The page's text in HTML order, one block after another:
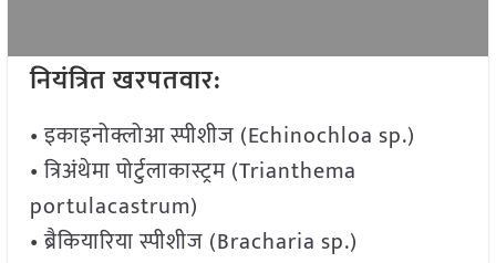
नियंत्रित खरपतवार:
• इकाइनोक्लोआ स्पीशीज (Echinochloa sp.)
• त्रिअंथेमा पोर्टुलाकास्ट्रम (Trianthema
portulacastrum)
• ब्रैकियारिया स्पीशीज (Bracharia sp.)